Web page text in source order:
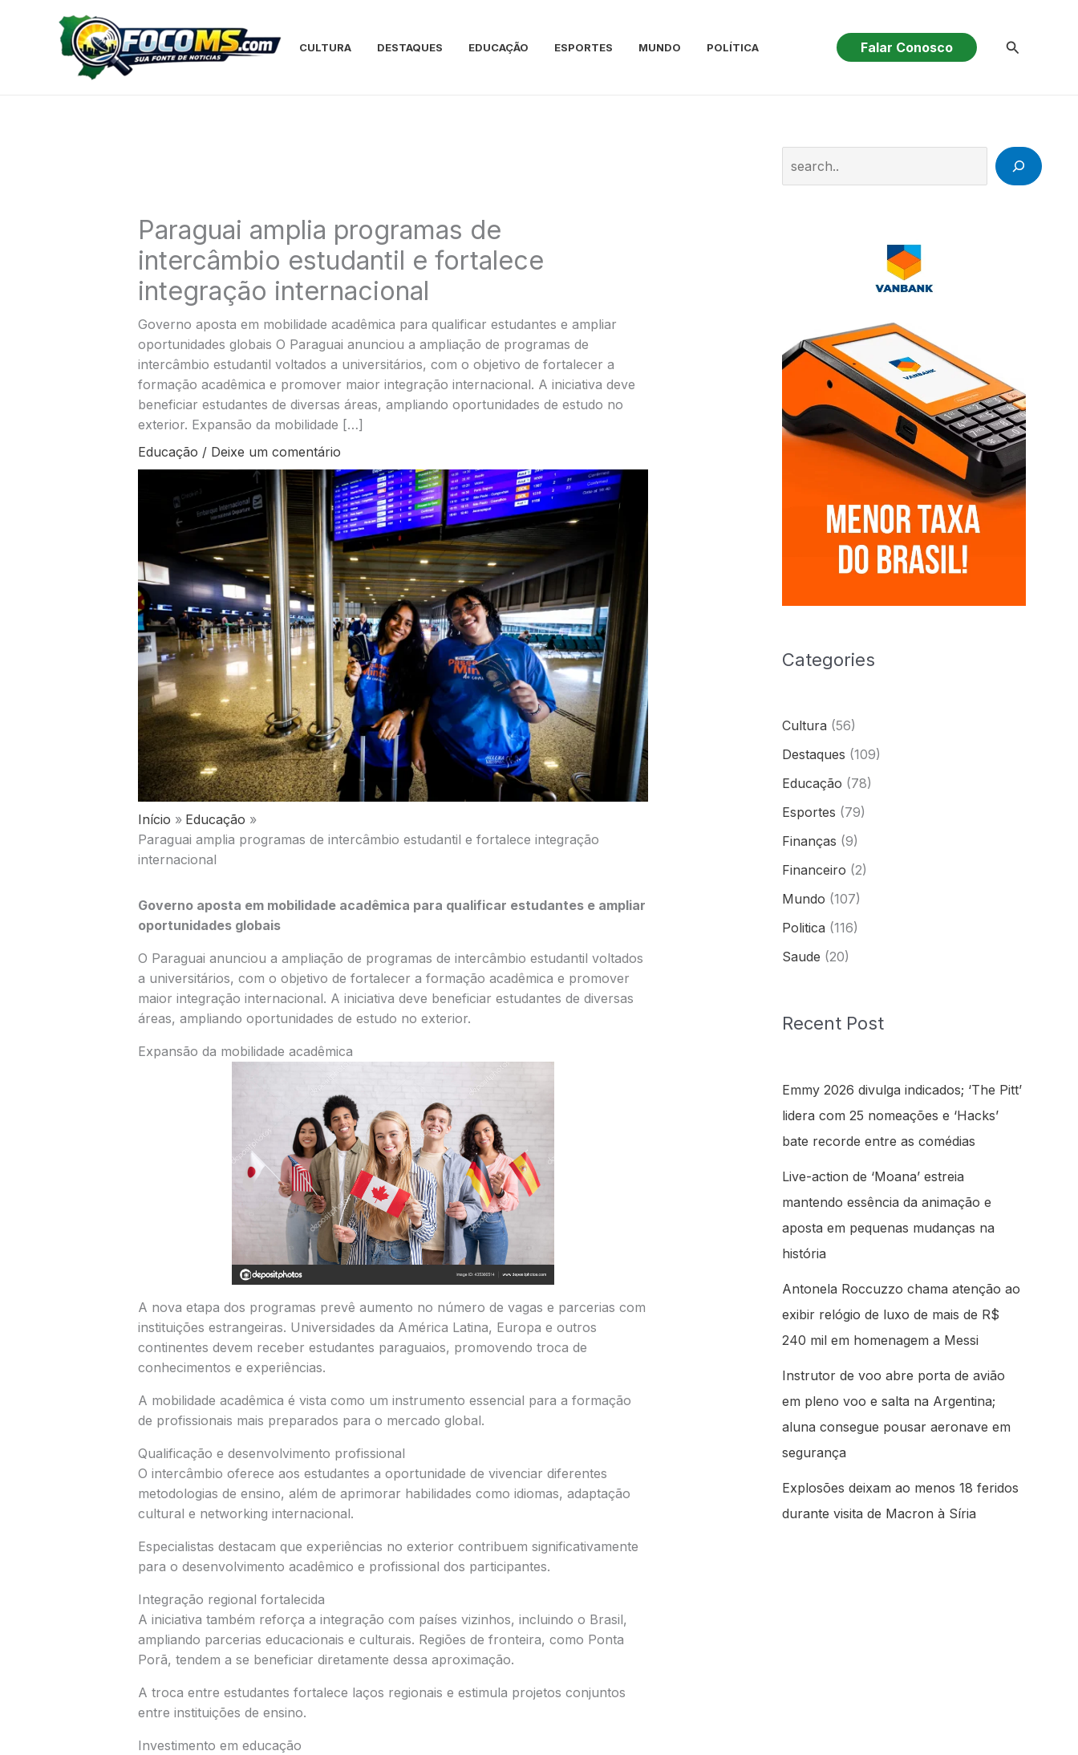
CULTURA DESTAQUES EDUCAÇÃO ESPORTES MUNDO POLÍTICA Falar Conosco Pesquisar
Paraguai amplia programas de
intercâmbio estudantil e fortalece
integração internacional
Governo aposta em mobilidade acadêmica para qualificar estudantes e ampliar
oportunidades globais O Paraguai anunciou a ampliação de programas de
intercâmbio estudantil voltados a universitários, com o objetivo de fortalecer a
formação acadêmica e promover maior integração internacional. A iniciativa deve
beneficiar estudantes de diversas áreas, ampliando oportunidades de estudo no
exterior. Expansão da mobilidade […]
Educação / Deixe um comentário
Início
Educação
Paraguai amplia programas de intercâmbio estudantil e fortalece integração
internacional
Governo aposta em mobilidade acadêmica para qualificar estudantes e ampliar
oportunidades globais
O Paraguai anunciou a ampliação de programas de intercâmbio estudantil voltados
a universitários, com o objetivo de fortalecer a formação acadêmica e promover
maior integração internacional. A iniciativa deve beneficiar estudantes de diversas
áreas, ampliando oportunidades de estudo no exterior.
Expansão da mobilidade acadêmica
A nova etapa dos programas prevê aumento no número de vagas e parcerias com
instituições estrangeiras. Universidades da América Latina, Europa e outros
continentes devem receber estudantes paraguaios, promovendo troca de
conhecimentos e experiências.
A mobilidade acadêmica é vista como um instrumento essencial para a formação
de profissionais mais preparados para o mercado global.
Qualificação e desenvolvimento profissional
O intercâmbio oferece aos estudantes a oportunidade de vivenciar diferentes
metodologias de ensino, além de aprimorar habilidades como idiomas, adaptação
cultural e networking internacional.
Especialistas destacam que experiências no exterior contribuem significativamente
para o desenvolvimento acadêmico e profissional dos participantes.
Integração regional fortalecida
A iniciativa também reforça a integração com países vizinhos, incluindo o Brasil,
ampliando parcerias educacionais e culturais. Regiões de fronteira, como Ponta
Porã, tendem a se beneficiar diretamente dessa aproximação.
A troca entre estudantes fortalece laços regionais e estimula projetos conjuntos
entre instituições de ensino.
Investimento em educação
Categories
Cultura (56)
Destaques (109)
Educação (78)
Esportes (79)
Finanças (9)
Financeiro (2)
Mundo (107)
Politica (116)
Saude (20)
Recent Post
Emmy 2026 divulga indicados; ‘The Pitt’
lidera com 25 nomeações e ‘Hacks’
bate recorde entre as comédias
Live-action de ‘Moana’ estreia
mantendo essência da animação e
aposta em pequenas mudanças na
história
Antonela Roccuzzo chama atenção ao
exibir relógio de luxo de mais de R$
240 mil em homenagem a Messi
Instrutor de voo abre porta de avião
em pleno voo e salta na Argentina;
aluna consegue pousar aeronave em
segurança
Explosões deixam ao menos 18 feridos
durante visita de Macron à Síria